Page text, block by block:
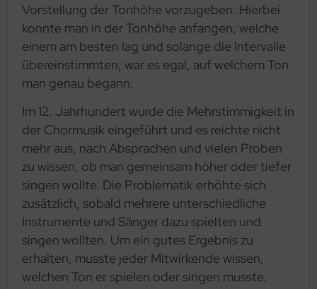
Vorstellung der Tonhöhe vorzugeben. Hierbei
konnte man in der Tonhöhe anfangen, welche
einem am besten lag und solange die Intervalle
übereinstimmten, war es egal, auf welchem Ton
man genau begann.
Im 12. Jahrhundert wurde die Mehrstimmigkeit in
der Chormusik eingeführt und es reichte nicht
mehr aus, nach Absprachen und vielen Proben
zu wissen, ob man gemeinsam höher oder tiefer
singen wollte. Die Problematik erhöhte sich
zusätzlich, sobald mehrere unterschiedliche
Instrumente und Sänger dazu spielten und
singen wollten. Um ein gutes Ergebnis zu
erhalten, musste jeder Mitwirkende wissen,
welchen Ton er spielen oder singen musste.